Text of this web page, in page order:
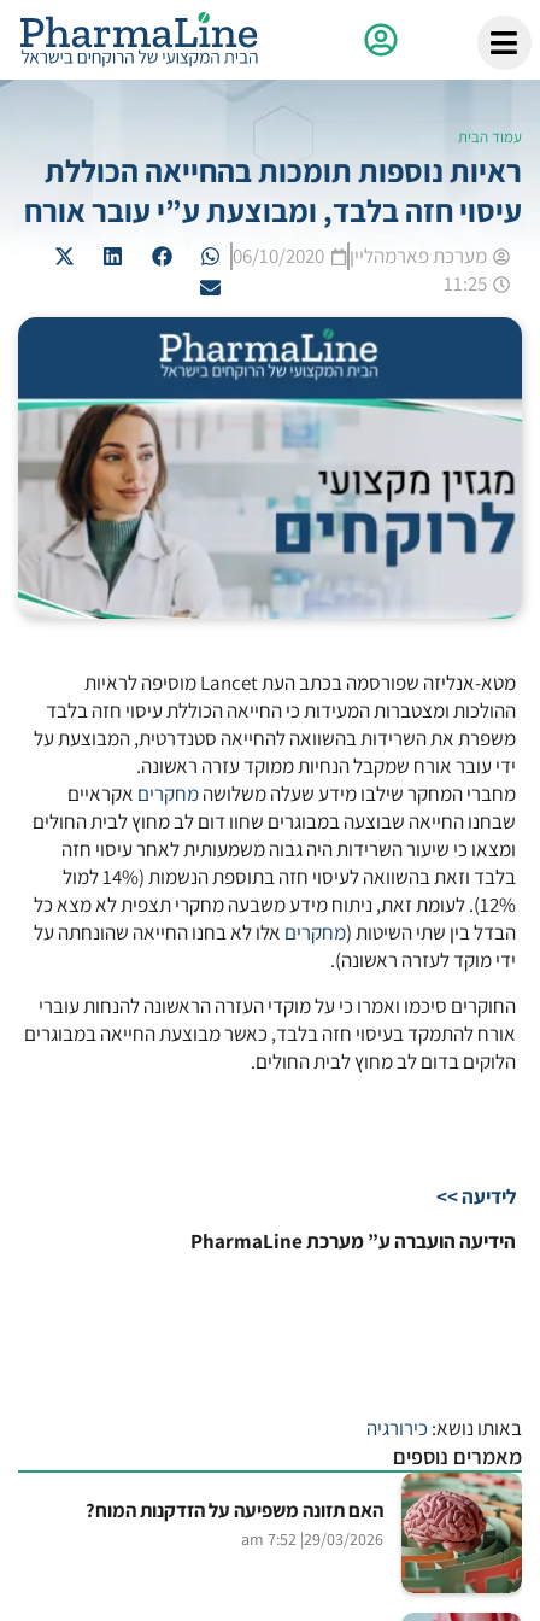
עמוד הבית
ראיות נוספות תומכות בהחייאה הכוללת
עיסוי חזה בלבד, ומבוצעת ע”י עובר אורח
מערכת פארמהליין
06/10/2020
11:25
מטא-אנליזה שפורסמה בכתב העת Lancet מוסיפה לראיות
ההולכות ומצטברות המעידות כי החייאה הכוללת עיסוי חזה בלבד
משפרת את השרידות בהשוואה להחייאה סטנדרטית, המבוצעת על
ידי עובר אורח שמקבל הנחיות ממוקד עזרה ראשונה.
מחברי המחקר שילבו מידע שעלה משלושהמחקרים אקראיים
שבחנו החייאה שבוצעה במבוגרים שחוו דום לב מחוץ לבית החולים
ומצאו כי שיעור השרידות היה גבוה משמעותית לאחר עיסוי חזה
בלבד וזאת בהשוואה לעיסוי חזה בתוספת הנשמות (14% למול
12%). לעומת זאת, ניתוח מידע משבעה מחקרי תצפית לא מצא כל
הבדל בין שתי השיטות (מחקרים אלו לא בחנו החייאה שהונחתה על
ידי מוקד לעזרה ראשונה).
החוקרים סיכמו ואמרו כי על מוקדי העזרה הראשונה להנחות עוברי
אורח להתמקד בעיסוי חזה בלבד, כאשר מבוצעת החייאה במבוגרים
הלוקים בדום לב מחוץ לבית החולים.
לידיעה >>
הידיעה הועברה ע” מערכת PharmaLine
באותו נושא: כירורגיה
מאמרים נוספים
האם תזונה משפיעה על הזדקנות המוח?
29/03/2026
| 7:52 am